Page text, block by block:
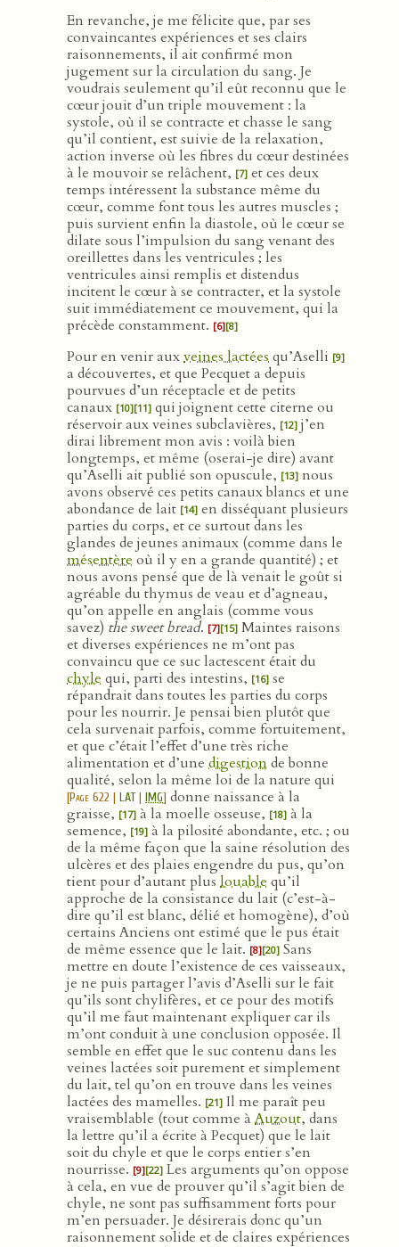
En revanche, je me félicite que, par ses
convaincantes expériences et ses clairs
raisonnements, il ait confirmé mon
jugement sur la circulation du sang. Je
voudrais seulement qu’il eût reconnu que le
cœur jouit d’un triple mouvement : la
systole, où il se contracte et chasse le sang
qu’il contient, est suivie de la relaxation,
action inverse où les fibres du cœur destinées
à le mouvoir se relâchent, [7] et ces deux
temps intéressent la substance même du
cœur, comme font tous les autres muscles ;
puis survient enfin la diastole, où le cœur se
dilate sous l’impulsion du sang venant des
oreillettes dans les ventricules ; les
ventricules ainsi remplis et distendus
incitent le cœur à se contracter, et la systole
suit immédiatement ce mouvement, qui la
précède constamment. [6][8]
Pour en venir auxveines lactéesqu’Aselli [9]
a découvertes, et que Pecquet a depuis
pourvues d’un réceptacle et de petits
canaux [10][11] qui joignent cette citerne ou
réservoir aux veines subclavières, [12] j’en
dirai librement mon avis : voilà bien
longtemps, et même (oserai-je dire) avant
qu’Aselli ait publié son opuscule, [13] nous
avons observé ces petits canaux blancs et une
abondance de lait [14] en disséquant plusieurs
parties du corps, et ce surtout dans les
glandes de jeunes animaux (comme dans le
mésentère où il y en a grande quantité) ; et
nous avons pensé que de là venait le goût si
agréable du thymus de veau et d’agneau,
qu’on appelle en anglais (comme vous
savez) the sweet bread. [7][15] Maintes raisons
et diverses expériences ne m’ont pas
convaincu que ce suc lactescent était du
chyle qui, parti des intestins, [16] se
répandrait dans toutes les parties du corps
pour les nourrir. Je pensai bien plutôt que
cela survenait parfois, comme fortuitement,
et que c’était l’effet d’une très riche
alimentation et d’une digestionde bonne
qualité, selon la même loi de la nature qui
[Page 622 | LAT| IMG] donne naissance à la
graisse, [17] à la moelle osseuse, [18] à la
semence, [19] à la pilosité abondante, etc. ; ou
de la même façon que la saine résolution des
ulcères et des plaies engendre du pus, qu’on
tient pour d’autant plus louable qu’il
approche de la consistance du lait (c’est-à-
dire qu’il est blanc, délié et homogène), d’où
certains Anciens ont estimé que le pus était
de même essence que le lait. [8][20] Sans
mettre en doute l’existence de ces vaisseaux,
je ne puis partager l’avis d’Aselli sur le fait
qu’ils sont chylifères, et ce pour des motifs
qu’il me faut maintenant expliquer car ils
m’ont conduit à une conclusion opposée. Il
semble en effet que le suc contenu dans les
veines lactées soit purement et simplement
du lait, tel qu’on en trouve dans les veines
lactées des mamelles. [21] Il me paraît peu
vraisemblable (tout comme àAuzout, dans
la lettre qu’il a écrite à Pecquet) que le lait
soit du chyle et que le corps entier s’en
nourrisse. [9][22] Les arguments qu’on oppose
à cela, en vue de prouver qu’il s’agit bien de
chyle, ne sont pas suffisamment forts pour
m’en persuader. Je désirerais donc qu’un
raisonnement solide et de claires expériences